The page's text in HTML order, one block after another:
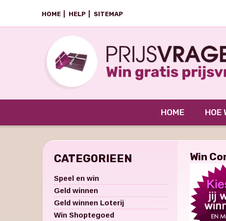
HOME HELP SITEMAP
HOME HOE
CATEGORIEEN
Speel en win
Geld winnen
Geld winnen Loterij
Win Shoptegoed
Win